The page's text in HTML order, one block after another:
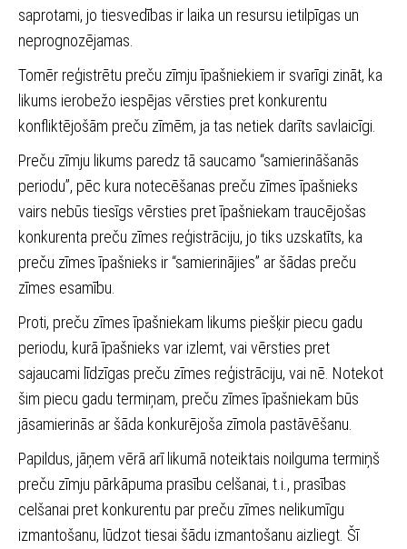
saprotami, jo tiesvedības ir laika un resursu ietilpīgas un
neprognozējamas.
Tomēr reģistrētu preču zīmju īpašniekiem ir svarīgi zināt, ka
likums ierobežo iespējas vērsties pret konkurentu
konfliktējošām preču zīmēm, ja tas netiek darīts savlaicīgi.
Preču zīmju likums paredz tā saucamo “samierināšanās
periodu”, pēc kura notecēšanas preču zīmes īpašnieks
vairs nebūs tiesīgs vērsties pret īpašniekam traucējošas
konkurenta preču zīmes reģistrāciju, jo tiks uzskatīts, ka
preču zīmes īpašnieks ir “samierinājies” ar šādas preču
zīmes esamību.
Proti, preču zīmes īpašniekam likums piešķir piecu gadu
periodu, kurā īpašnieks var izlemt, vai vērsties pret
sajaucami līdzīgas preču zīmes reģistrāciju, vai nē. Notekot
šim piecu gadu termiņam, preču zīmes īpašniekam būs
jāsamierinās ar šāda konkurējoša zīmola pastāvēšanu.
Papildus, jāņem vērā arī likumā noteiktais noilguma termiņš
preču zīmju pārkāpuma prasību celšanai, t.i., prasības
celšanai pret konkurentu par preču zīmes nelikumīgu
izmantošanu, lūdzot tiesai šādu izmantošanu aizliegt. Šī